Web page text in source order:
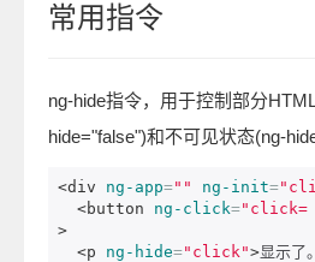
常用指令
ng-hide指令，用于控制部分
hide="false")和不可见状态(ng-
<div ng-app="" ng-init=
<button
ng-click=
>
<p
ng-hide="click">显示了。